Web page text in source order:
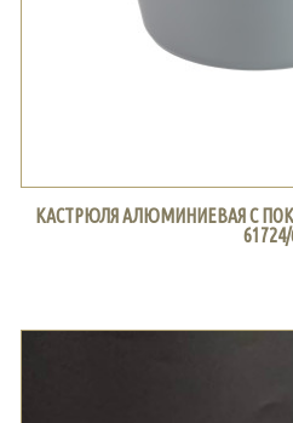
КАСТРЮЛЯ АЛЮМИНИЕВАЯ С